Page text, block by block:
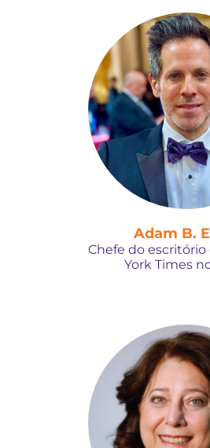
Adam B.
Chefe do escritório
York Times